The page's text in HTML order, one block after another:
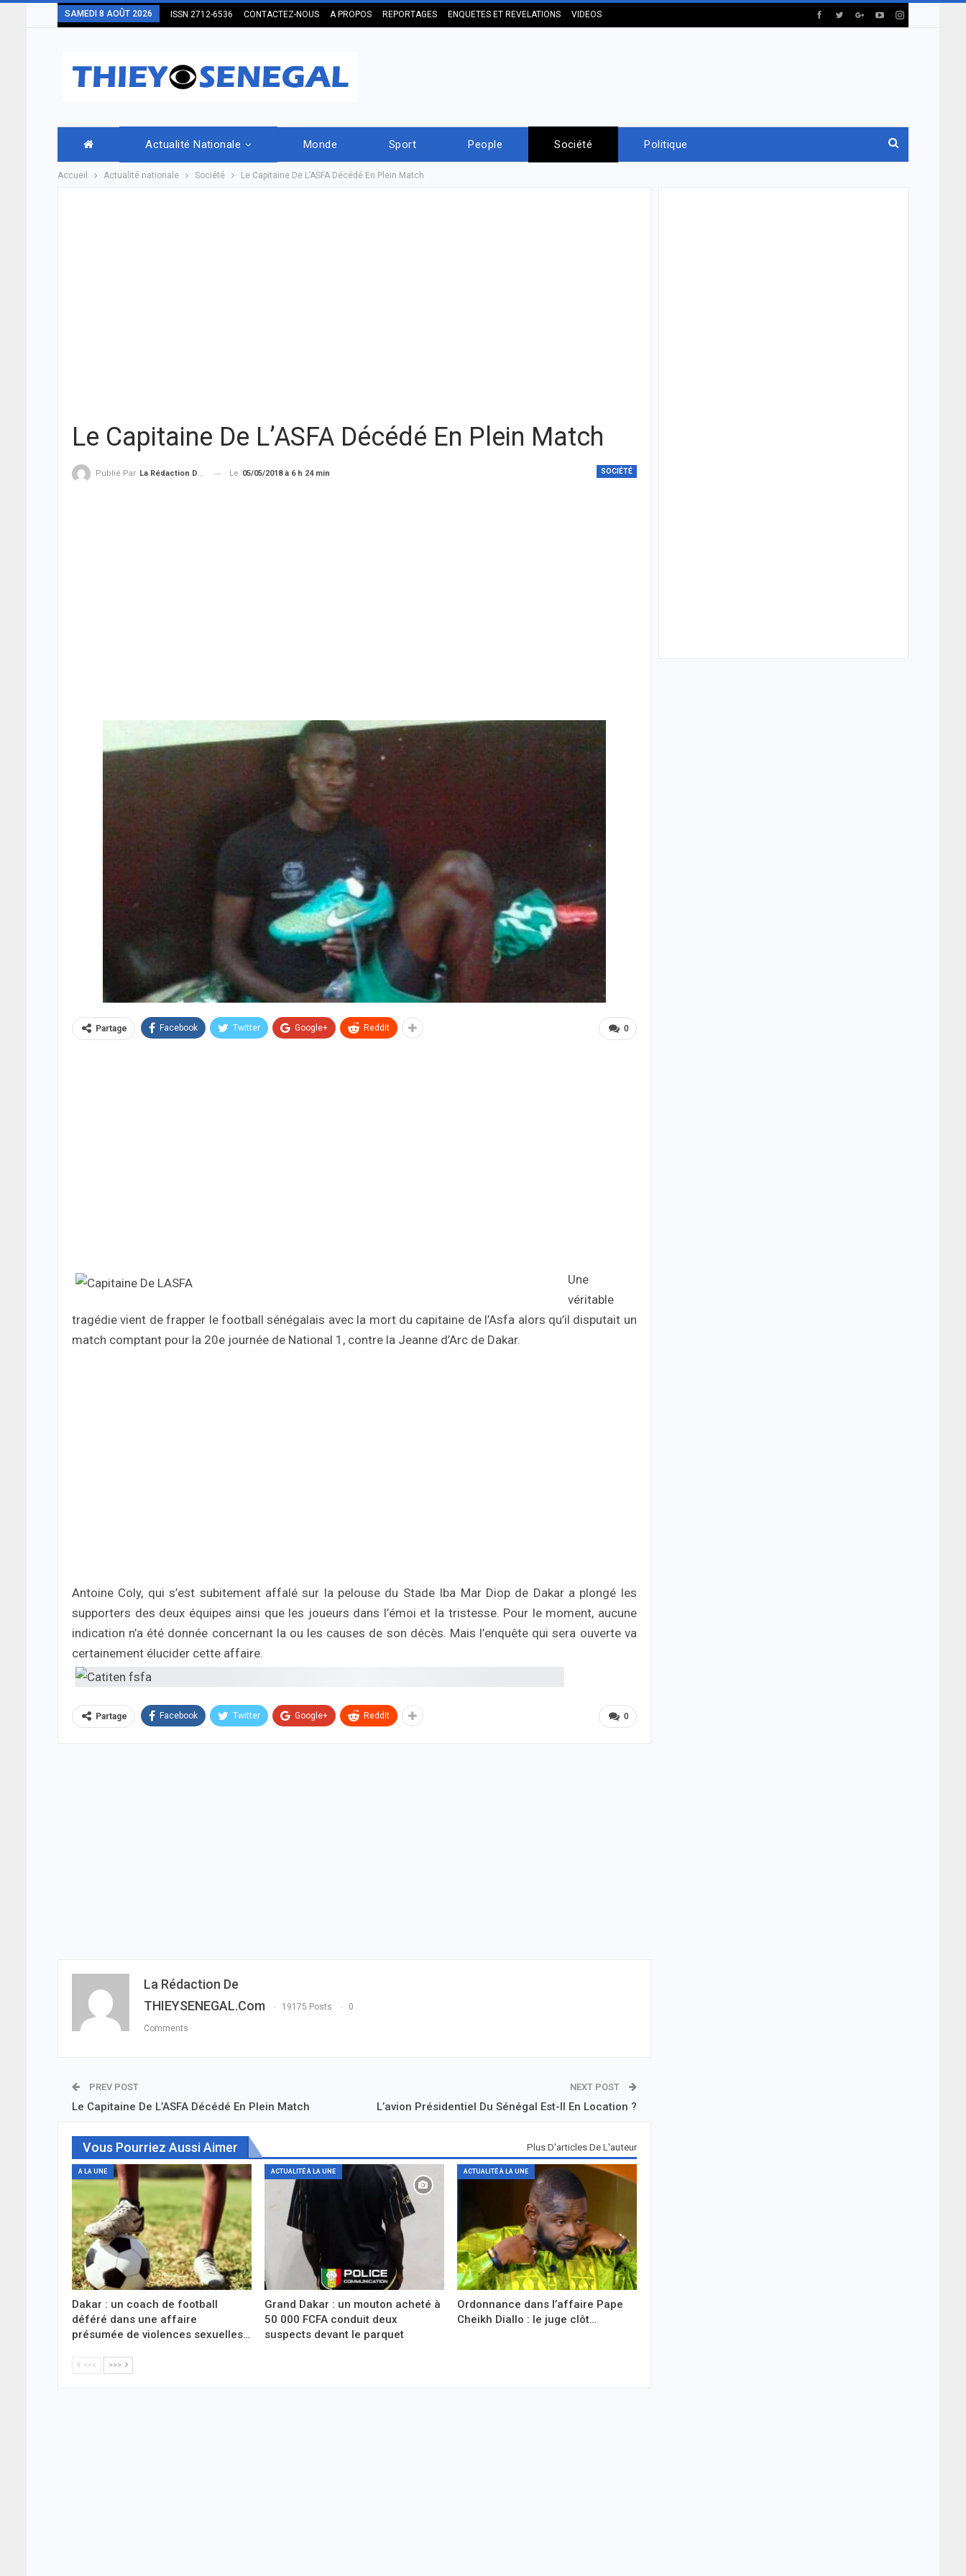
SAMEDI 8 AOÛT 2026 ISSN 2712-6536 CONTACTEZ-NOUS A PROPOS REPORTAGES ENQUETES ET REVELATIONS VIDEOS
Actualité Nationale Monde Sport People Société Politique
Accueil Actualité nationale Société Le Capitaine De L’ASFA Décédé En Plein Match
Le Capitaine De L’ASFA Décédé En Plein Match
SOCIÉTÉ
Publié Par La Rédaction De THIEYSENEGAL.com Le 05/05/2018 à 6 h 24 min
0
Partage Facebook Twitter Google+ ReddIt
Une
véritable
tragédie vient de frapper le football sénégalais avec la mort du capitaine de l’Asfa alors qu’il disputait un
match comptant pour la 20e journée de National 1, contre la Jeanne d’Arc de Dakar.
Antoine Coly, qui s’est subitement affalé sur la pelouse du Stade Iba Mar Diop de Dakar a plongé les
supporters des deux équipes ainsi que les joueurs dans l’émoi et la tristesse. Pour le moment, aucune
indication n’a été donnée concernant la ou les causes de son décès. Mais l’enquête qui sera ouverte va
certainement élucider cette affaire.
0
Partage Facebook Twitter Google+ ReddIt
La Rédaction De
THIEYSENEGAL.com
19175 Posts 0
Comments
PREV POST
Le Capitaine De L’ASFA Décédé En Plein Match
NEXT POST
L’avion Présidentiel Du Sénégal Est-Il En Location ?
Vous Pourriez Aussi Aimer Plus D'articles De L'auteur
A LA UNE
Dakar : un coach de football
déféré dans une affaire
présumée de violences sexuelles…
ACTUALITÉ À LA UNE
Grand Dakar : un mouton acheté à
50 000 FCFA conduit deux
suspects devant le parquet
ACTUALITÉ À LA UNE
Ordonnance dans l’affaire Pape
Cheikh Diallo : le juge clôt…
<<< >>>